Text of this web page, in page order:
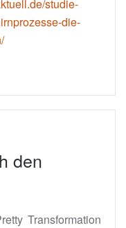
studie-
die-
den
Transformation